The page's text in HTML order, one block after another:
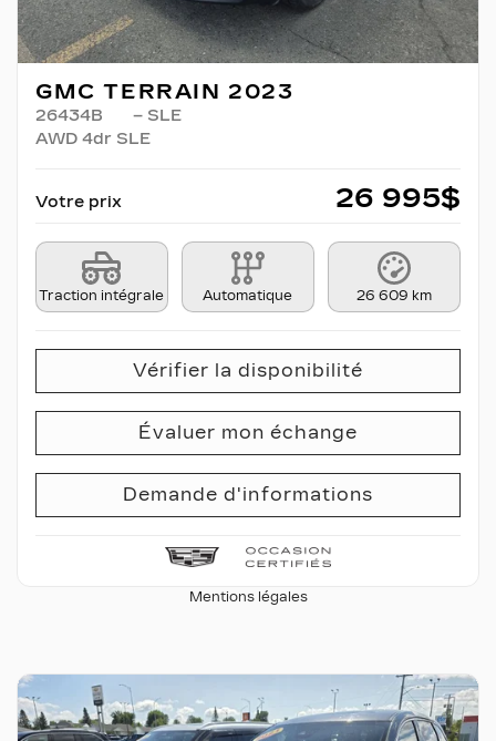
GMC TERRAIN 2023
26434B
– SLE
AWD 4dr SLE
Votre prix 26 995$
Traction intégrale Automatique 26 609 km
Vérifier la disponibilité
Évaluer mon échange
Demande d'informations
Mentions légales